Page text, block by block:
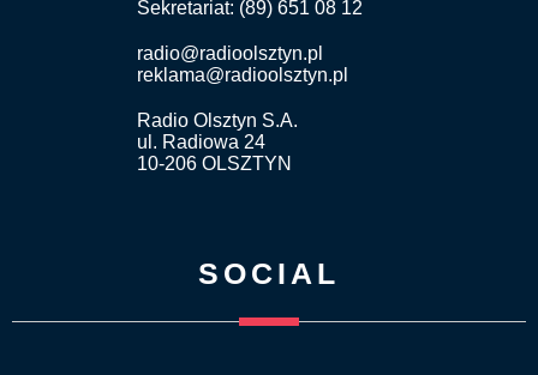
Sekretariat: (89) 651 08 12
radio@radioolsztyn.pl
reklama@radioolsztyn.pl
Radio Olsztyn S.A.
ul. Radiowa 24
10-206 OLSZTYN
SOCIAL